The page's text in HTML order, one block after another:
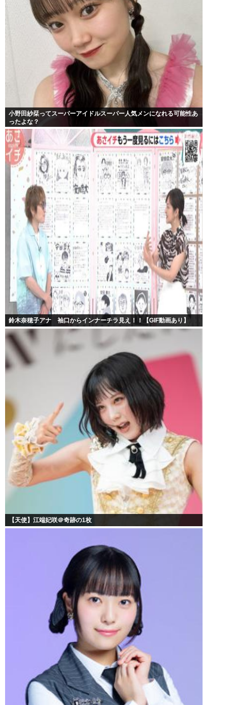
小野田紗栞ってスーパーアイドルスーパー人気メンになれる可能性あ
ったよな？
鈴木奈穂子アナ 袖口からインナーチラ見え！！【GIF動画あり】
【天使】江端妃咲＠奇跡の1枚